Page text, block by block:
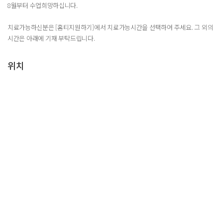
8월부터 수업희망하십니다.
치료가능하신분은 [홈티지원하기]에서 치료가능시간을 선택하여 주세요. 그 외의
시간은 아래에 기재 부탁드립니다.
위치